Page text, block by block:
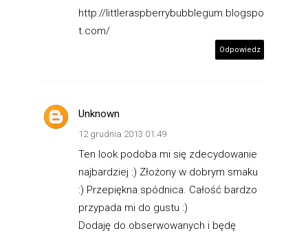
http://littleraspberrybubblegum.blogspo
t.com/
Odpowiedz
Unknown
12 grudnia 2013 01:49
Ten look podoba mi się zdecydowanie
najbardziej :) Złożony w dobrym smaku
:) Przepiękna spódnica. Całość bardzo
przypada mi do gustu :)
Dodaję do obserwowanych i będę